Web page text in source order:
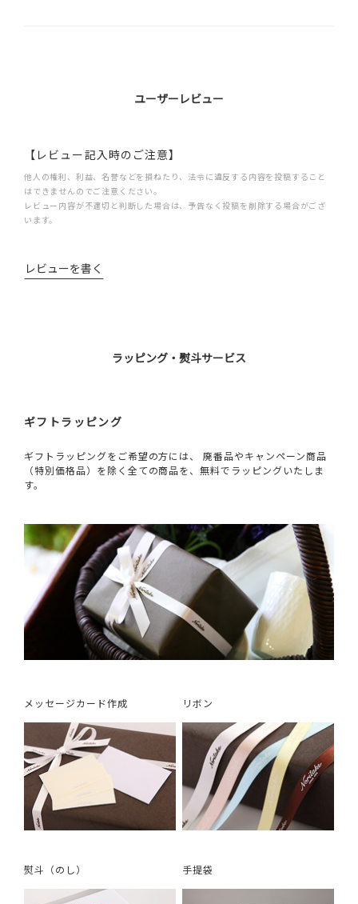
ユーザーレビュー
【レビュー記入時のご注意】
他人の権利、利益、名誉などを損ねたり、法令に違反する内容を投稿すること
はできませんのでご注意ください。
レビュー内容が不適切と判断した場合は、予告なく投稿を削除する場合がござ
います。
レビューを書く
ラッピング・熨斗サービス
ギフトラッピング
ギフトラッピングをご希望の方には、 廃番品やキャンペーン商品
（特別価格品）を除く全ての商品を、無料でラッピングいたしま
す。
メッセージカード作成 リボン
熨斗（のし） 手提袋